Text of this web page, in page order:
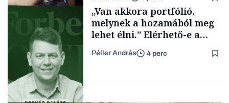
Content Lab HUB
Forbes-sztori
„Van akkora portfólió,
melynek a hozamából meg
lehet élni.” Elérhető-e a
passzív jövedelem és az
anyagi függetlenség?
Péller András 4 perc